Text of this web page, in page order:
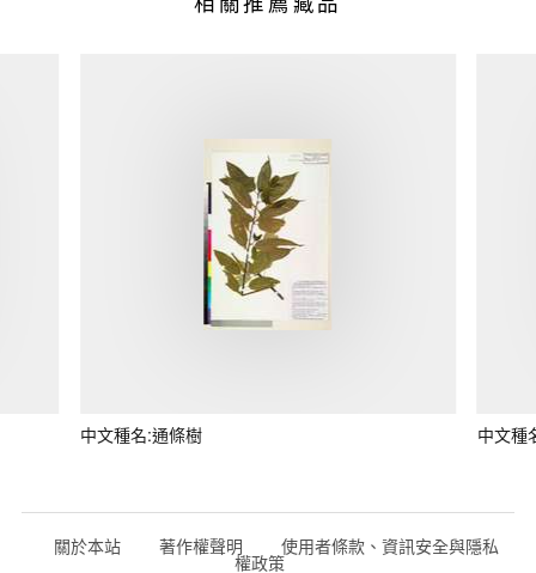
中文種名:通條樹 中文種
關於本站 著作權聲明 使用者條款、資訊安全與隱私
權政策